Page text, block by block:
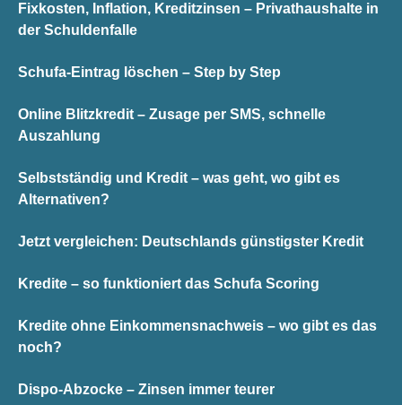
Fixkosten, Inflation, Kreditzinsen – Privathaushalte in
der Schuldenfalle
Schufa-Eintrag löschen – Step by Step
Online Blitzkredit – Zusage per SMS, schnelle
Auszahlung
Selbstständig und Kredit – was geht, wo gibt es
Alternativen?
Jetzt vergleichen: Deutschlands günstigster Kredit
Kredite – so funktioniert das Schufa Scoring
Kredite ohne Einkommensnachweis – wo gibt es das
noch?
Dispo-Abzocke – Zinsen immer teurer